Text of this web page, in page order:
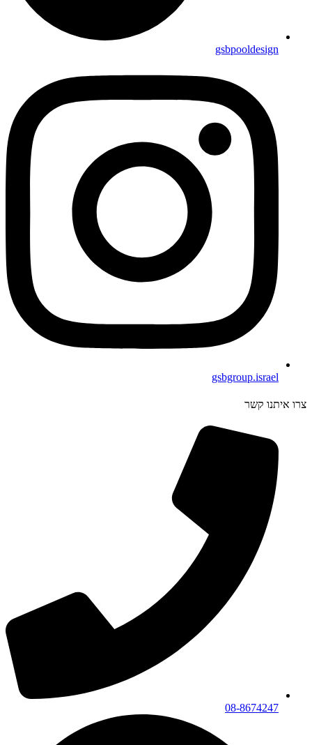
gsbpooldesign
gsbgroup.israel
צרו איתנו קשר
08-8674247